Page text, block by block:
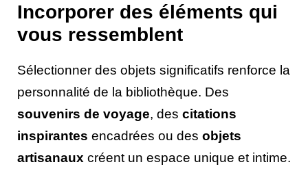
Incorporer des éléments qui
vous ressemblent
Sélectionner des objets significatifs renforce la
personnalité de la bibliothèque. Des
souvenirs de voyage, des citations
inspirantes encadrées ou des objets
artisanaux créent un espace unique et intime.